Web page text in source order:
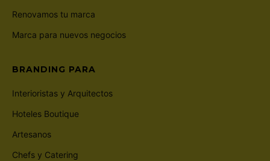
Renovamos tu marca
Marca para nuevos negocios
BRANDING PARA
Interioristas y Arquitectos
Hoteles Boutique
Artesanos
Chefs y Catering